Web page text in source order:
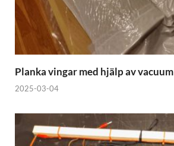
Planka vingar med hjälp av vacuum
2025-03-04